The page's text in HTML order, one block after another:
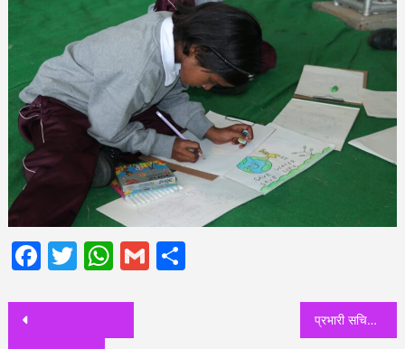
Facebook
Twitter
WhatsApp
GmailShare
Post
प्रभारी सचिव स्वास्थ्य डॉ आर राजेश कुमार ने डेंगू, चिकनगुनिया और वायरल को लेकर जारी की गाइडलाइन , कहा, प्रदेश के सभी सीएमओ बरतें सतर्कता और सावधानी